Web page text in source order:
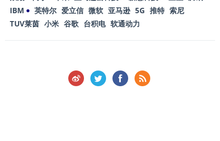
IBM
英特尔 爱立信 微软 亚马逊 5G 推特 索尼
TUV莱茵 小米 谷歌 台积电 软通动力